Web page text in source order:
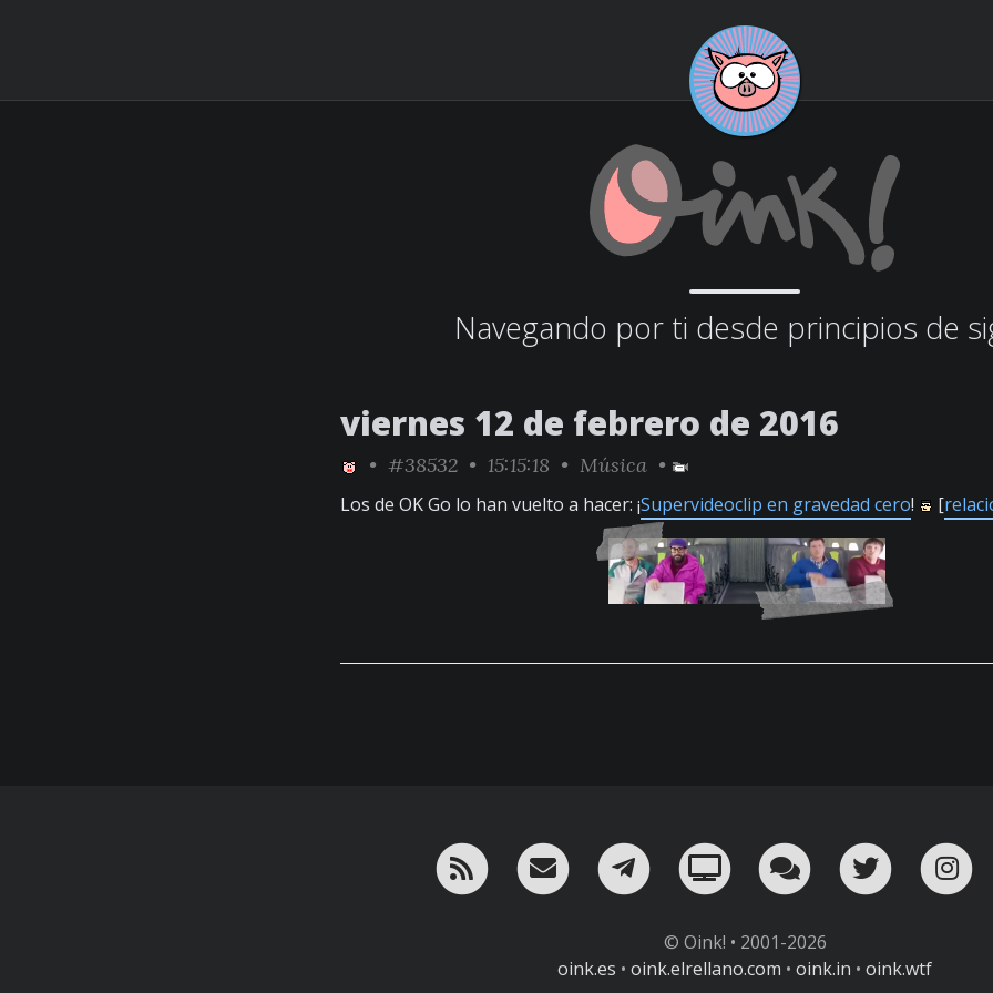
Navegando por ti desde principios de
viernes 12 de febrero de 2016
• #38532 • 15:15:18 • Música •
Los de OK Go lo han vuelto a hacer: ¡Supervideoclip en gravedad cero! [
RSS ¡Mándame un email!
¡Nuestro canal en Telegram!
Oink! TV Charla conTwitter
© Oink! • 2001-2026
oink.es • oink.elrellano.com • oink.in • oink.wtf